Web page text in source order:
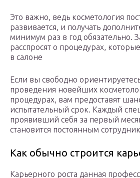
Это важно, ведь косметология
развивается, и получать
минимум раз в год обязательно.
расспросят о процедурах,
в салоне
Если вы свободно
проведения новейших
процедурах, вам предоставят
испытательный срок. Каждый
проявивший себя за первый
становится постоянным
Как обычно строится
Карьерного роста данная